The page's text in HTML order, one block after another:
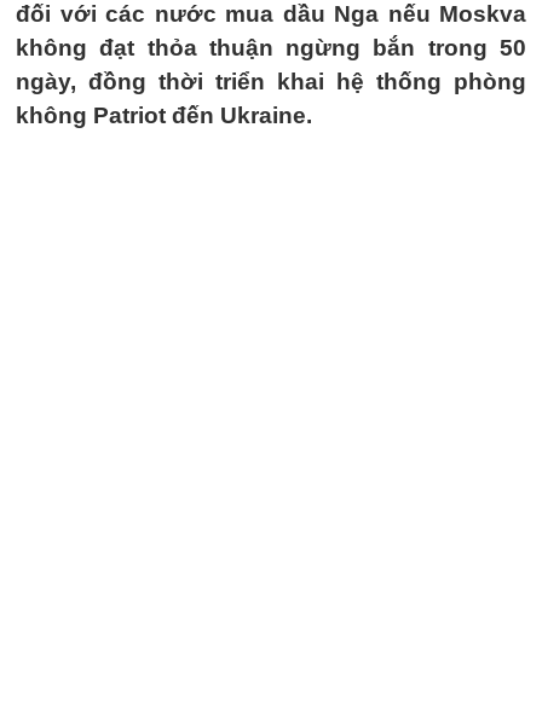
đối với các nước mua dầu Nga nếu Moskva
không đạt thỏa thuận ngừng bắn trong 50
ngày, đồng thời triển khai hệ thống phòng
không Patriot đến Ukraine.